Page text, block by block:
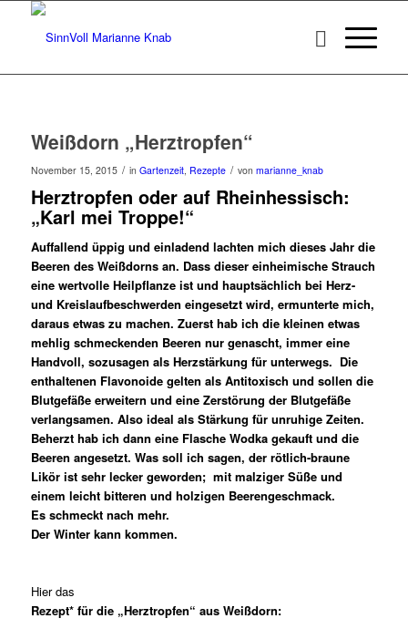
Weißdorn „Herztropfen“
November 15, 2015 / in Gartenzeit, Rezepte / von marianne_knab
Herztropfen oder auf Rheinhessisch:
„Karl mei Troppe!“
Auffallend üppig und einladend lachten mich dieses Jahr die
Beeren des Weißdorns an. Dass dieser einheimische Strauch
eine wertvolle Heilpflanze ist und hauptsächlich bei Herz-
und Kreislaufbeschwerden eingesetzt wird, ermunterte mich,
daraus etwas zu machen. Zuerst hab ich die kleinen etwas
mehlig schmeckenden Beeren nur genascht, immer eine
Handvoll, sozusagen als Herzstärkung für unterwegs. Die
enthaltenen Flavonoide gelten als Antitoxisch und sollen die
Blutgefäße erweitern und eine Zerstörung der Blutgefäße
verlangsamen. Also ideal als Stärkung für unruhige Zeiten.
Beherzt hab ich dann eine Flasche Wodka gekauft und die
Beeren angesetzt. Was soll ich sagen, der rötlich-braune
Likör ist sehr lecker geworden; mit malziger Süße und
einem leicht bitteren und holzigen Beerengeschmack.
Es schmeckt nach mehr.
Der Winter kann kommen.
Hier das
Rezept* für die „Herztropfen“ aus Weißdorn: